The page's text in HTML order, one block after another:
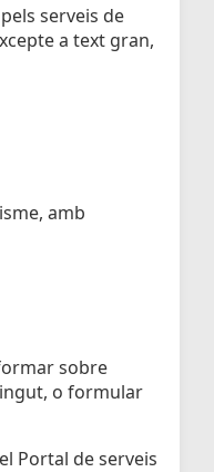
serveis de
a text gran,
amb
sobre
o formular
Portal de serveis